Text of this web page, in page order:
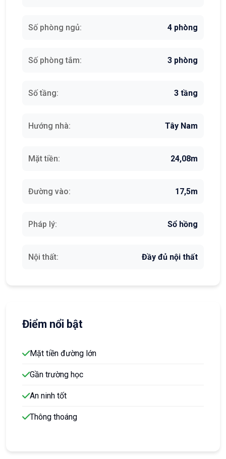
Số phòng ngủ: 4 phòng
Số phòng tắm: 3 phòng
Số tầng: 3 tầng
Hướng nhà: Tây Nam
Mặt tiền: 24,08m
Đường vào: 17,5m
Pháp lý: Sổ hồng
Nội thất: Đầy đủ nội thất
Điểm nổi bật
Mặt tiền đường lớn
Gần trường học
An ninh tốt
Thông thoáng